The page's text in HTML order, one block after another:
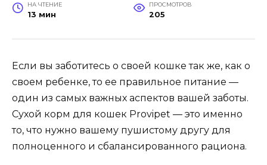
НА ЧТЕНИЕ
13 мин
ПРОСМОТРОВ
205
Если вы заботитесь о своей кошке так же, как о
своем ребенке, то ее правильное питание —
один из самых важных аспектов вашей заботы.
Сухой корм для кошек Provipet — это именно
то, что нужно вашему пушистому другу для
полноценного и сбалансированного рациона.